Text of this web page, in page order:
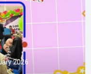
2026